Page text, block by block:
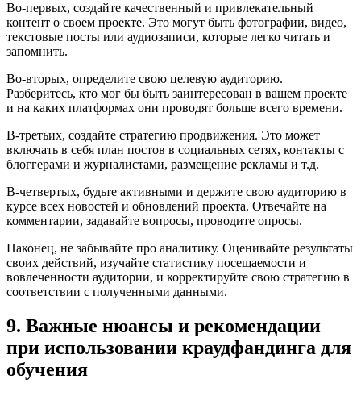
Во-первых, создайте качественный и привлекательный
контент о своем проекте. Это могут быть фотографии, видео,
текстовые посты или аудиозаписи, которые легко читать и
запомнить.
Во-вторых, определите свою целевую аудиторию.
Разберитесь, кто мог бы быть заинтересован в вашем проекте
и на каких платформах они проводят больше всего времени.
В-третьих, создайте стратегию продвижения. Это может
включать в себя план постов в социальных сетях, контакты с
блоггерами и журналистами, размещение рекламы и т.д.
В-четвертых, будьте активными и держите свою аудиторию в
курсе всех новостей и обновлений проекта. Отвечайте на
комментарии, задавайте вопросы, проводите опросы.
Наконец, не забывайте про аналитику. Оценивайте результаты
своих действий, изучайте статистику посещаемости и
вовлеченности аудитории, и корректируйте свою стратегию в
соответствии с полученными данными.
9. Важные нюансы и рекомендации
при использовании краудфандинга для
обучения